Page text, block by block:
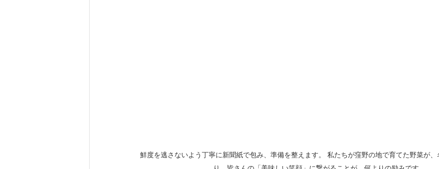
鮮度を逃さないよう丁寧に新聞紙で包み、準備を整えます。 私たちが窪野の地で育てた野菜が